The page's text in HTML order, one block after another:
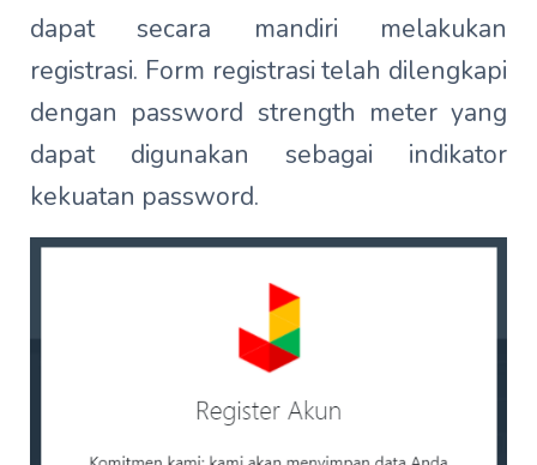
dapat secara mandiri melakukan
registrasi. Form registrasi telah dilengkapi
dengan password strength meter yang
dapat digunakan sebagai indikator
kekuatan password.